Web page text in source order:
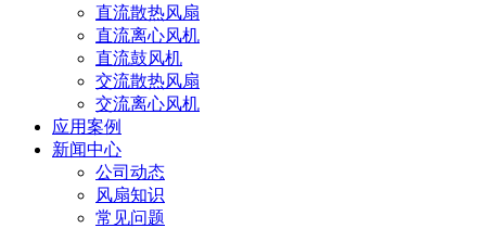
直流散热风扇
直流离心风机
直流鼓风机
交流散热风扇
交流离心风机
应用案例
新闻中心
公司动态
风扇知识
常见问题